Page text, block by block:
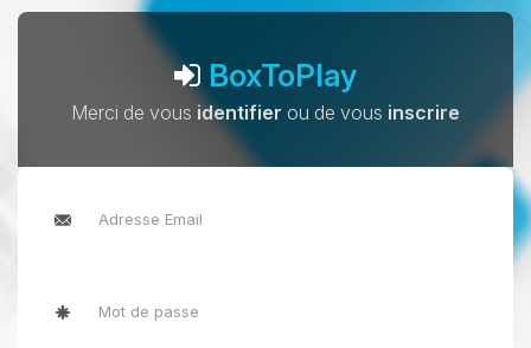
BoxToPlay
Merci de vous identifier ou de vous inscrire